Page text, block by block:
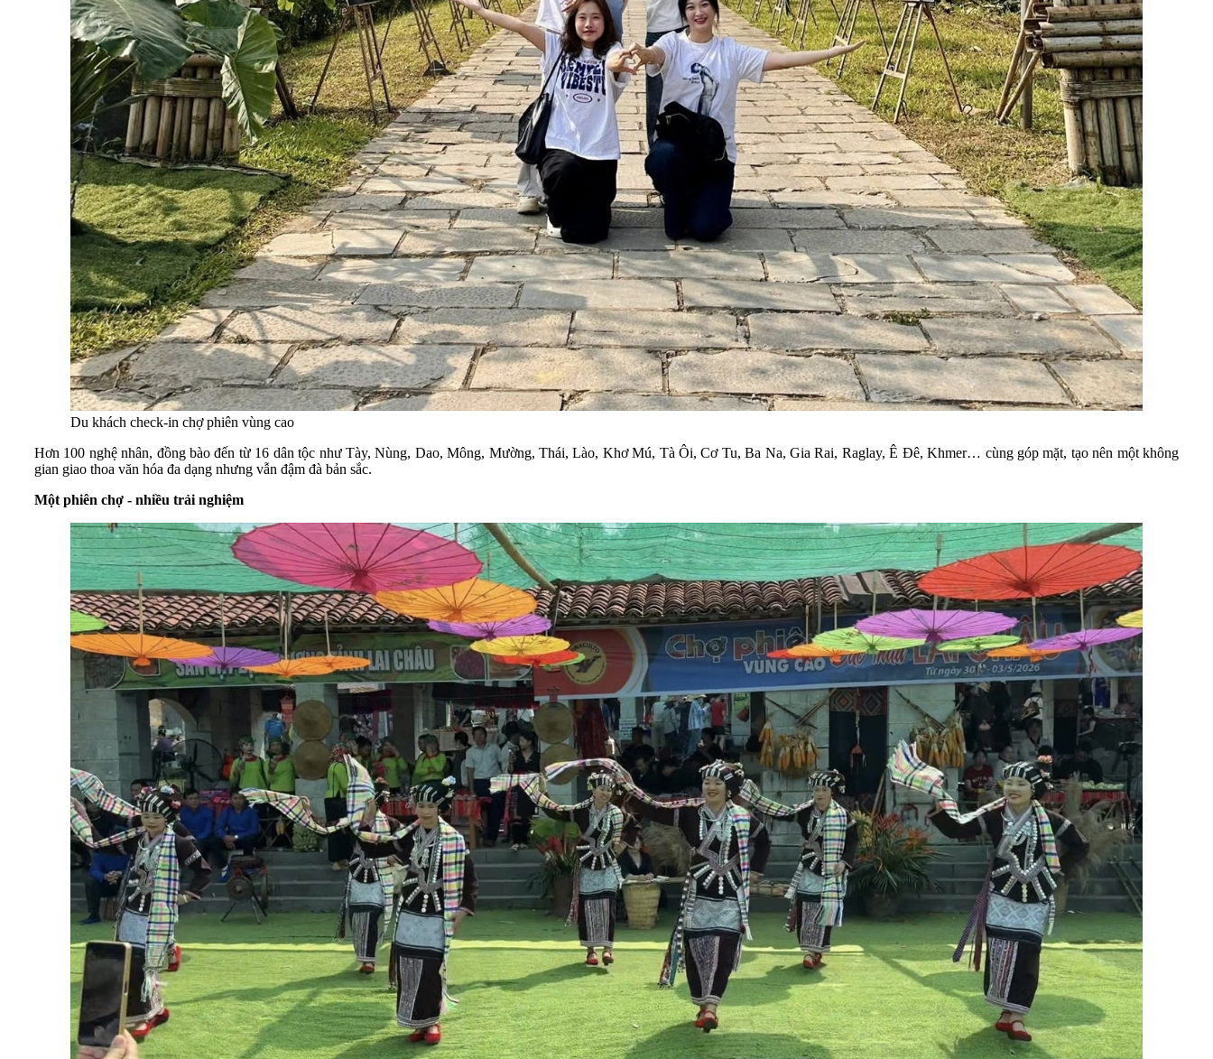
Du khách check-in chợ phiên vùng cao
Hơn 100 nghệ nhân, đồng bào đến từ 16 dân tộc như Tày, Nùng, Dao, Mông, Mường, Thái, Lào, Khơ Mú, Tà Ôi, Cơ Tu, Ba Na, Gia Rai, Raglay, Ê Đê, Khmer… cùng góp mặt, tạo nên một không
gian giao thoa văn hóa đa dạng nhưng vẫn đậm đà bản sắc.
Một phiên chợ - nhiều trải nghiệm